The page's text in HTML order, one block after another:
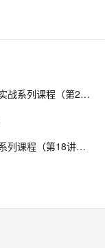
云栖社区特邀专家徐雷Java Spring Boot开发实战系列课程（第20讲）：经典面试题与阿里等名企内部招聘求职面试技巧
阿里特邀专家徐雷Java Spring Boot开发实战系列课程（第18讲）：制作Java Docker镜像与推送到DockerHub和阿里云Docker仓库